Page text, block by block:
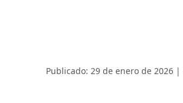
Publicado: 29 de enero de 2026 |